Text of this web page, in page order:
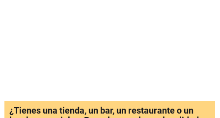
¿Tienes una tienda, un bar, un restaurante o un